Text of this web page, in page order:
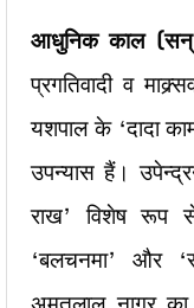
आधुनिक काल
प्रगतिवादी व
यशपाल के ‘दादा
उपन्यास हैं।
राख’ विशेष रूप
‘बलचनमा’ और